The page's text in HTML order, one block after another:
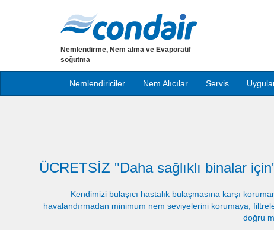
Nemlendirme, Nem alma ve Evaporatif
soğutma
Nemlendiriciler Nem Alıcılar Servis
ÜCRETSİZ "Daha sağlıklı binalar
Kendimizi bulaşıcı hastalık bulaşmasına karşı
havalandırmadan minimum nem seviyelerini korumaya,
doğru